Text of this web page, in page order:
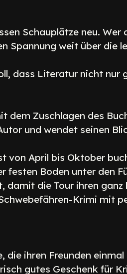
Schauplätze neu.
Spannung weit über die
dass Literatur nicht nur
dem Zuschlagen des
und wendet seinen
von April bis Oktober
festen Boden unter den
damit die Tour ihren
Krimi mit
die ihren Freunden
gutes Geschenk für